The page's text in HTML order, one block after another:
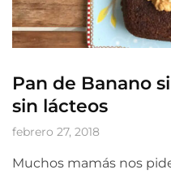
Pan de Banano
sin lácteos
febrero 27, 2018
Muchos mamás nos